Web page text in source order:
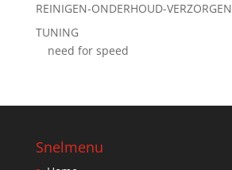
REINIGEN-ONDERHOUD-VERZORGEN
TUNING
need for speed
Snelmenu